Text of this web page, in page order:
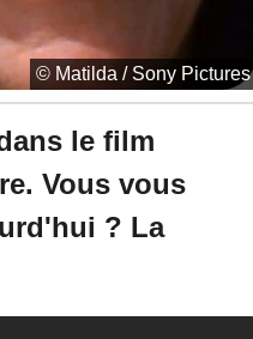
o
u
r
l
0
/
1
2
© Matilda / Sony Pictures
le film
Vous vous
? La